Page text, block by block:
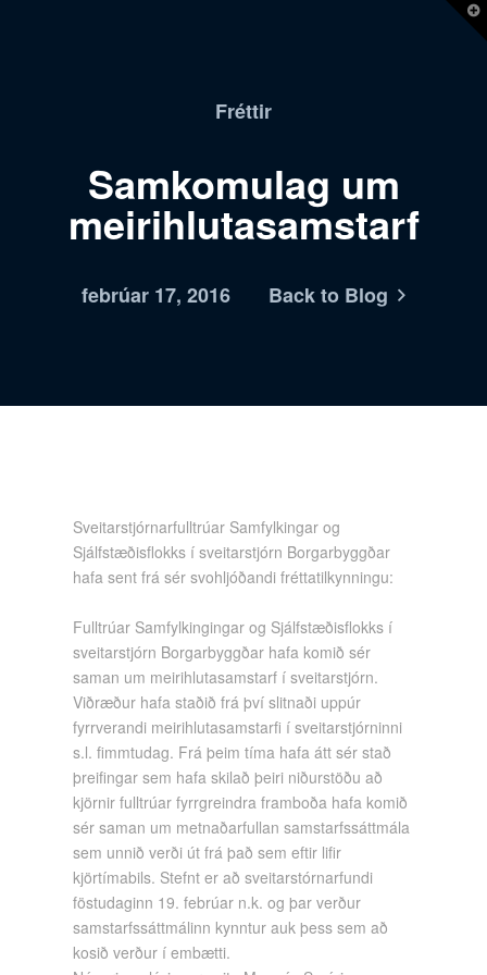
Fréttir
Samkomulag um
meirihlutasamstarf
febrúar 17, 2016 Back to Blog
Sveitarstjórnarfulltrúar Samfylkingar og
Sjálfstæðisflokks í sveitarstjórn Borgarbyggðar
hafa sent frá sér svohljóðandi fréttatilkynningu:
Fulltrúar Samfylkingingar og Sjálfstæðisflokks í
sveitarstjórn Borgarbyggðar hafa komið sér
saman um meirihlutasamstarf í sveitarstjórn.
Viðræður hafa staðið frá því slitnaði uppúr
fyrrverandi meirihlutasamstarfi í sveitarstjórninni
s.l. fimmtudag. Frá þeim tíma hafa átt sér stað
þreifingar sem hafa skilað þeiri niðurstöðu að
kjörnir fulltrúar fyrrgreindra framboða hafa komið
sér saman um metnaðarfullan samstarfssáttmála
sem unnið verði út frá það sem eftir lifir
kjörtímabils. Stefnt er að sveitarstórnarfundi
föstudaginn 19. febrúar n.k. og þar verður
samstarfssáttmálinn kynntur auk þess sem að
kosið verður í embætti.